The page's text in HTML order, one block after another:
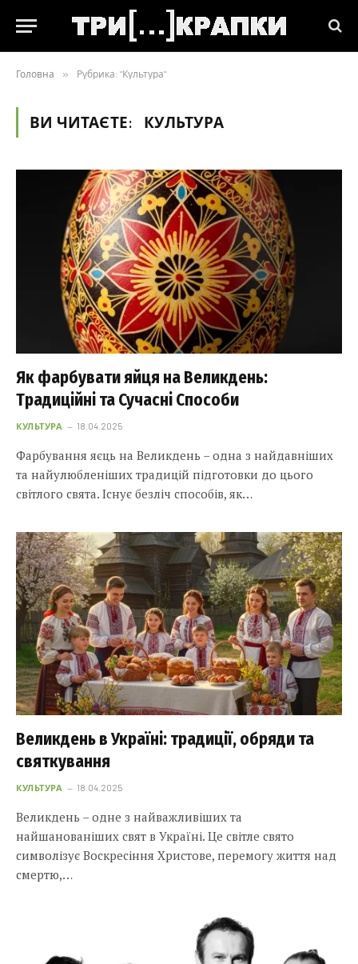
Головна » Рубрика: "Культура"
ВИ ЧИТАЄТЕ: КУЛЬТУРА
Як фарбувати яйця на Великдень:
Традиційні та Сучасні Способи
КУЛЬТУРА 18.04.2025
Фарбування яєць на Великдень – одна з найдавніших
та найулюбленіших традицій підготовки до цього
світлого свята. Існує безліч способів, як…
Великдень в Україні: традиції, обряди та
святкування
КУЛЬТУРА 18.04.2025
Великдень – одне з найважливіших та
найшанованіших свят в Україні. Це світле свято
символізує Воскресіння Христове, перемогу життя над
смертю,…